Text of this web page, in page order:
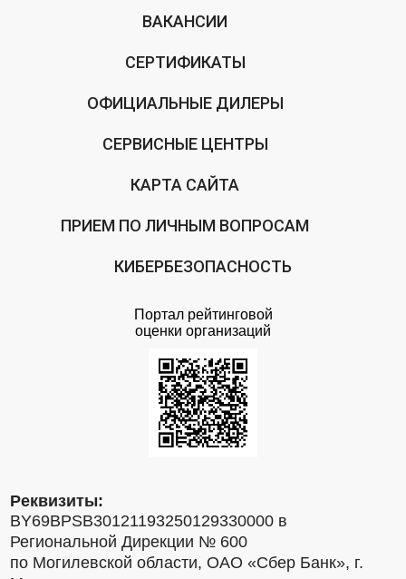
ВАКАНСИИ
СЕРТИФИКАТЫ
ОФИЦИАЛЬНЫЕ ДИЛЕРЫ
СЕРВИСНЫЕ ЦЕНТРЫ
КАРТА САЙТА
ПРИЕМ ПО ЛИЧНЫМ ВОПРОСАМ
КИБЕРБЕЗОПАСНОСТЬ
Портал рейтинговой
оценки организаций
Реквизиты:
BY69BPSB30121193250129330000 в
Региональной Дирекции № 600
по Могилевской области, ОАО «Сбер Банк», г.